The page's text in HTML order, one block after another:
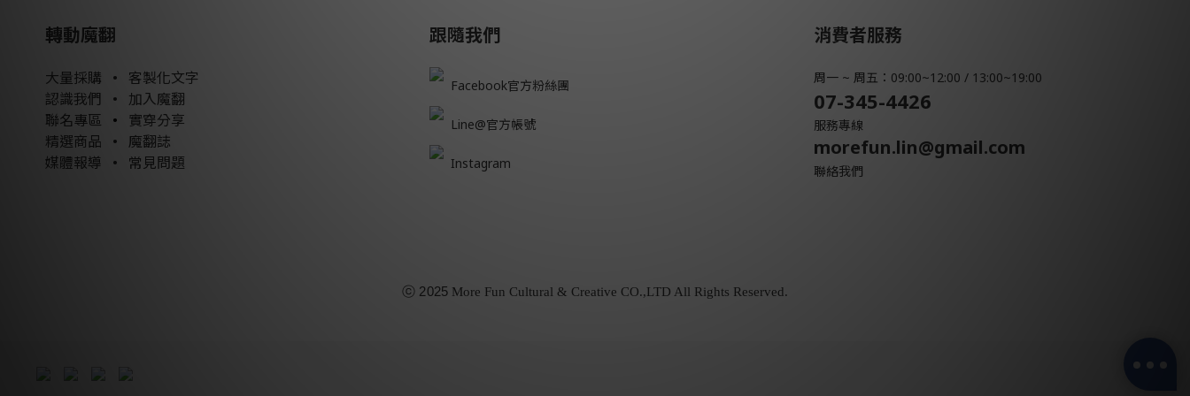
轉動魔翻
大量採購 •
客製化文字
認識我們 •
加入魔翻
聯名專區 •
實穿分享
精選商品 •
魔翻誌
媒體報導
• 常見問題
跟隨我們
Facebook官方粉絲團
Line@官方帳號
Instagram
消費者服務
周一 ~ 周五：09:00~12:00 / 13:00~19:00
07-345-4426
服務專線
morefun.lin@gmail.com
聯絡我們
ⓒ2025 More Fun Cultural & Creative CO.,LTD All Rights Reserved.